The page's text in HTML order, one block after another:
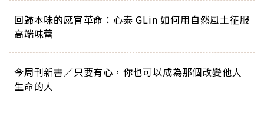
回歸本味的感官革命：心泰 GLin 如何用自然風土征服
高端味蕾
今周刊新書／只要有心，你也可以成為那個改變他人
生命的人